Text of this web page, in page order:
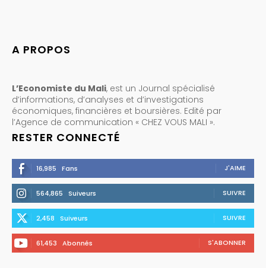
A PROPOS
L’Economiste du Mali, est un Journal spécialisé
d’informations, d’analyses et d’investigations
économiques, financières et boursières. Edité par
l’Agence de communication « CHEZ VOUS MALI ».
RESTER CONNECTÉ
16,985 Fans J'AIME
564,865 Suiveurs SUIVRE
2,458 Suiveurs SUIVRE
61,453 Abonnés S'ABONNER